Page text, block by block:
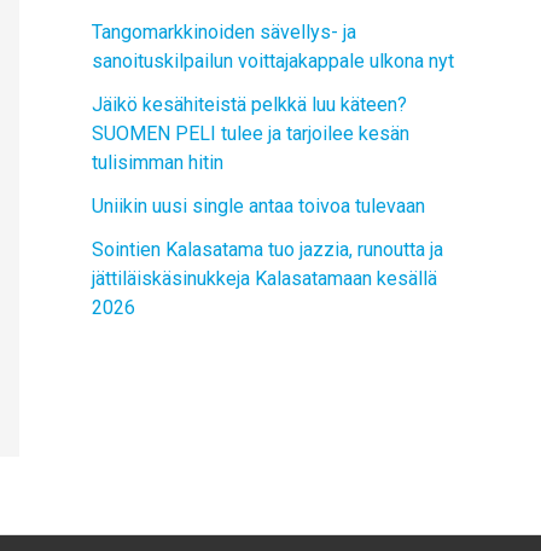
Tangomarkkinoiden sävellys- ja
sanoituskilpailun voittajakappale ulkona nyt
Jäikö kesähiteistä pelkkä luu käteen?
SUOMEN PELI tulee ja tarjoilee kesän
tulisimman hitin
Uniikin uusi single antaa toivoa tulevaan
Sointien Kalasatama tuo jazzia, runoutta ja
jättiläiskäsinukkeja Kalasatamaan kesällä
2026